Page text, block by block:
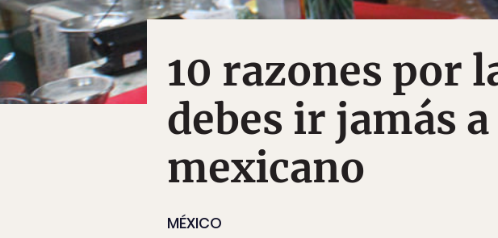
10 razones por
debes ir jamás
mexicano
MÉXICO